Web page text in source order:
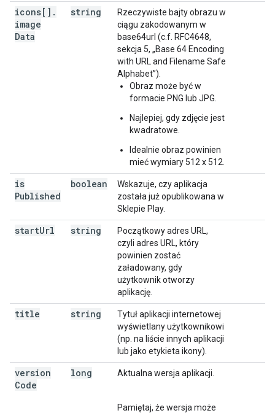
icons[] .
image
Data
string
Rzeczywiste bajty obrazu w
ciągu zakodowanym w
base64url (c.f. RFC4648,
sekcja 5, „Base 64 Encoding
with URL and Filename Safe
Alphabet”).
Obraz może być w
formacie PNG lub JPG.
Najlepiej, gdy zdjęcie jest
kwadratowe.
Idealnie obraz powinien
mieć wymiary 512 x 512.
is
Published
boolean
Wskazuje, czy aplikacja
została już opublikowana w
Sklepie Play.
startUrl string
Początkowy adres URL,
czyli adres URL, który
powinien zostać
załadowany, gdy
użytkownik otworzy
aplikację.
title string
Tytuł aplikacji internetowej
wyświetlany użytkownikowi
(np. na liście innych aplikacji
lub jako etykieta ikony).
version
Code
long Aktualna wersja aplikacji.
Pamiętaj, że wersja może